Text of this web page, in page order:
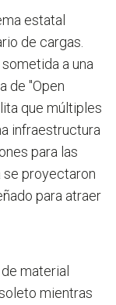
estatal
de cargas.
a una
de "Open
que múltiples
infraestructura
para las
se proyectaron
para atraer
material
mientras